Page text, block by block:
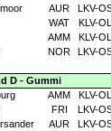
AUR
LKV-
WAT
KLV-OL
AMM
KLV-OL
NOR LKV-
D - Gummi
AMM
KLV-OL
FRI
LKV-
AUR
LKV-